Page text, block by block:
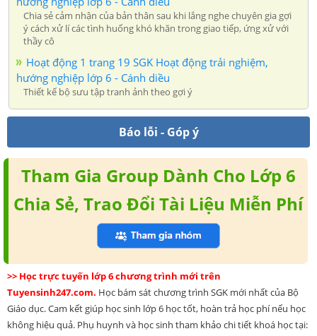
Chia sẻ cảm nhận của bản thân sau khi lắng nghe chuyên gia gợi
ý cách xử lí các tình huống khó khăn trong giao tiếp, ứng xử với
thầy cô
Hoạt động 1 trang 19 SGK Hoạt động trải nghiệm,
hướng nghiệp lớp 6 - Cánh diều
Thiết kế bộ sưu tập tranh ảnh theo gợi ý
Báo lỗi - Góp ý
Tham Gia Group Dành Cho Lớp 6
Chia Sẻ, Trao Đổi Tài Liệu Miễn Phí
>> Học trực tuyến lớp 6 chương trình mới trên
Tuyensinh247.com. Học bám sát chương trình SGK mới nhất của Bộ
Giáo dục. Cam kết giúp học sinh lớp 6 học tốt, hoàn trả học phí nếu học
không hiệu quả. Phụ huynh và học sinh tham khảo chi tiết khoá học tại: